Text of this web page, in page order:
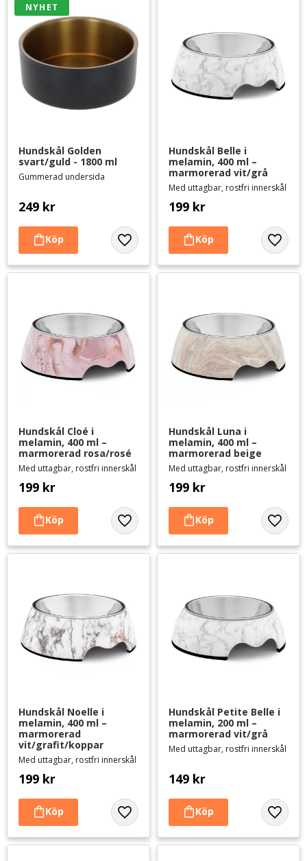
Hundskål Golden
svart/guld - 1800 ml
Gummerad undersida
249 kr
NYHET
Lägg till i favoriter
Hundskål Belle i
melamin, 400 ml –
marmorerad vit/grå
Med uttagbar, rostfri innerskål
199 kr
Lägg
Hundskål Cloé i
melamin, 400 ml –
marmorerad rosa/rosé
Med uttagbar, rostfri innerskål
199 kr
Lägg till i favoriter
Hundskål Luna i
melamin, 400 ml –
marmorerad beige
Med uttagbar, rostfri innerskål
199 kr
Lägg
Hundskål Noelle i
melamin, 400 ml –
marmorerad
vit/grafit/koppar
Med uttagbar, rostfri innerskål
199 kr
Lägg till i favoriter
Hundskål Petite Belle i
melamin, 200 ml –
marmorerad vit/grå
Med uttagbar, rostfri innerskål
149 kr
Lägg